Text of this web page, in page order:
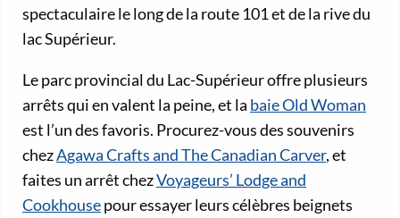
spectaculaire le long de la route 101 et de la rive du
lac Supérieur.
Le parc provincial du Lac-Supérieur offre plusieurs
arrêts qui en valent la peine, et la baie Old Woman
est l’un des favoris. Procurez-vous des souvenirs
chezAgawa Crafts and The Canadian Carver, et
faites un arrêt chezVoyageurs’ Lodge and
Cookhousepour essayer leurs célèbres beignets